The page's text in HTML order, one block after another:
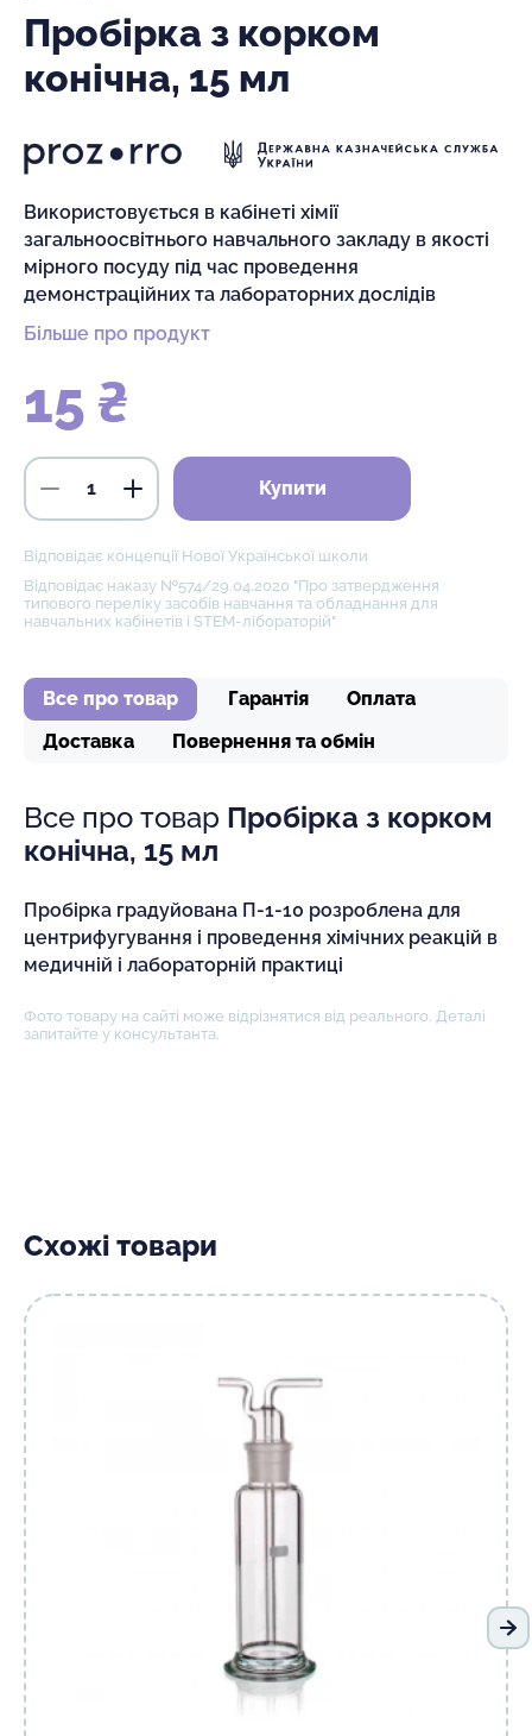
Пробірка з корком
конічна, 15 мл
Використовується в кабінеті хімії
загальноосвітнього навчального закладу в якості
мірного посуду під час проведення
демонстраційних та лабораторних дослідів
Більше про продукт
15 ₴
Купити
Відповідає концепції Нової Української школи
Відповідає наказу №574/29.04.2020 "Про затвердження
типового переліку засобів навчання та обладнання для
навчальних кабінетів і STEM-лібораторій"
Все про товар Гарантія
Оплата
Доставка
Повернення та обмін
Все про товар Пробірка з корком
конічна, 15 мл
Пробірка градуйована П-1-10 розроблена для
центрифугування і проведення хімічних реакцій в
медичній і лабораторній практиці
Фото товару на сайті може відрізнятися від реального. Деталі
запитайте у консультанта.
Схожі товари